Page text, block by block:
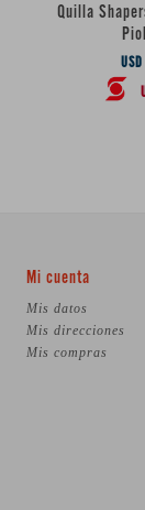
Quilla
USD
Mi cuenta
Mis datos
Mis direcciones
Mis compras